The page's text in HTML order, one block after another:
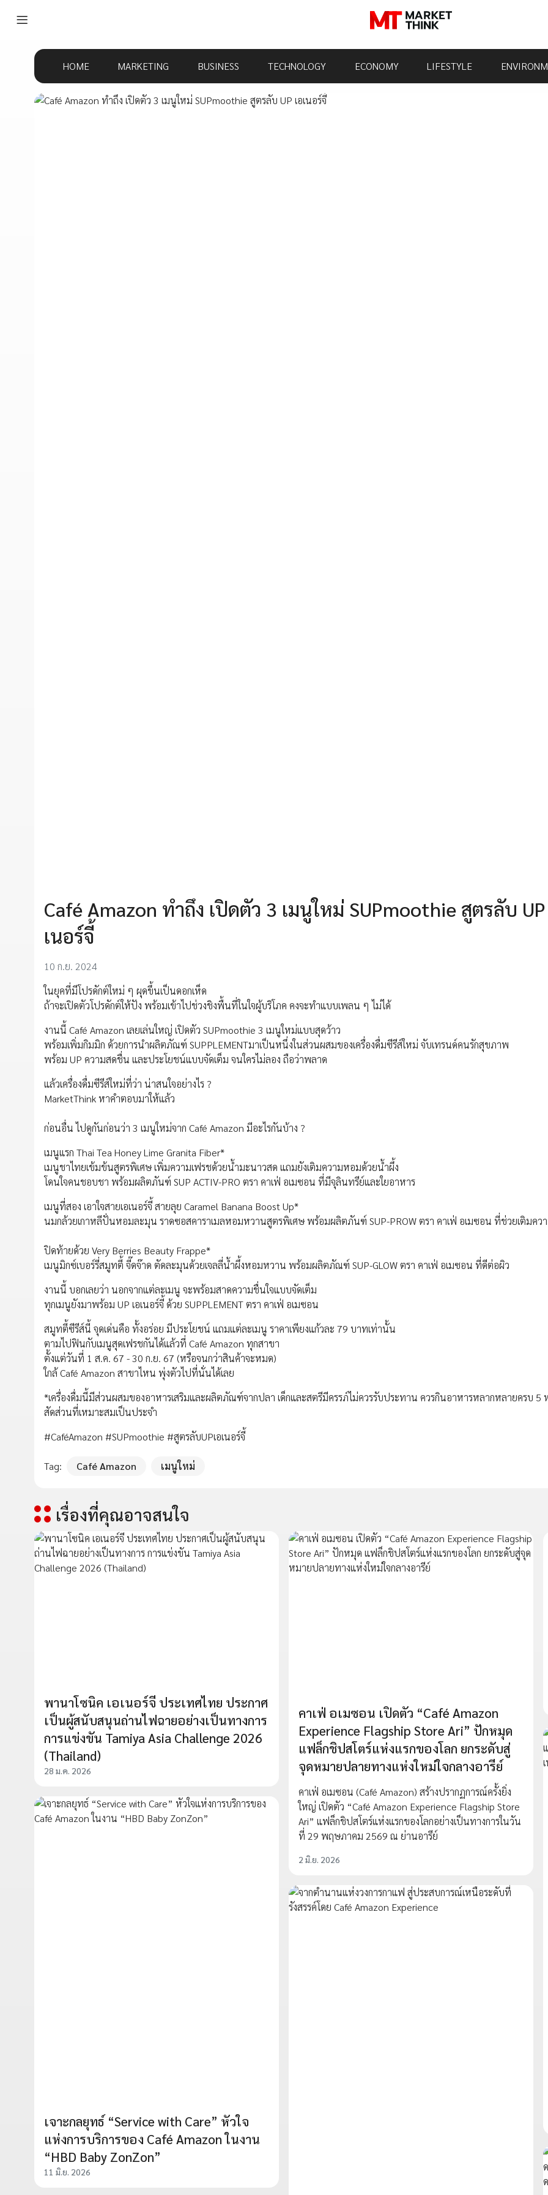
HOME MARKETING BUSINESS TECHNOLOGY ECONOMY LIFESTYLE
Café Amazon ทำถึง เปิดตัว 3 เมนูใหม่ SUPmoothie สูตรลับ UP
เนอร์จี้
10 ก.ย. 2024
ในยุคที่มีโปรดักต์ใหม่ ๆ ผุดขึ้นเป็นดอกเห็ด
ถ้าจะเปิดตัวโปรดักต์ให้ปัง พร้อมเข้าไปช่วงชิงพื้นที่ในใจผู้บริโภค คงจะทำแบบเพลน ๆ ไม่ได้
งานนี้ Café Amazon เลยเล่นใหญ่ เปิดตัว SUPmoothie 3 เมนูใหม่แบบสุดว้าว
พร้อมเพิ่มกิมมิก ด้วยการนำผลิตภัณฑ์ SUPPLEMENTมาเป็นหนึ่งในส่วนผสมของเครื่องดื่มซีรีส์ใหม่ จับเทรนด์คนรักสุขภาพ
พร้อม UP ความสดชื่น และประโยชน์แบบจัดเต็ม จนใครไม่ลอง ถือว่าพลาด
แล้วเครื่องดื่มซีรีส์ใหม่ที่ว่า น่าสนใจอย่างไร ?
MarketThink หาคำตอบมาให้แล้ว
ก่อนอื่น ไปดูกันก่อนว่า 3 เมนูใหม่จาก Café Amazon มีอะไรกันบ้าง ?
เมนูแรก Thai Tea Honey Lime Granita Fiber*
เมนูชาไทยเข้มข้นสูตรพิเศษ เพิ่มความเฟรชด้วยน้ำมะนาวสด แถมยังเติมความหอมด้วยน้ำผึ้ง
โดนใจคนชอบชา พร้อมผลิตภันฑ์ SUP ACTIV-PRO ตรา คาเฟ่ อเมซอน ที่มีจุลินทรีย์และใยอาหาร
เมนูที่สอง เอาใจสายเอเนอร์จี้ สายลุย Caramel Banana Boost Up*
นมกล้วยเกาหลีปั่นหอมละมุน ราดซอสคาราเมลหอมหวานสูตรพิเศษ พร้อมผลิตภันฑ์ SUP-PROW ตรา คาเฟ่ อเมซอน ที่ช่วยเติมคว
ปิดท้ายด้วย Very Berries Beauty Frappe*
เมนูมิกซ์เบอร์รี่สมูทตี้ จี๊ดจ๊าด ตัดละมุนด้วยเจลลี่น้ำผึ้งหอมหวาน พร้อมผลิตภัณฑ์ SUP-GLOW ตรา คาเฟ่ อเมซอน ที่ดีต่อผิว
งานนี้ บอกเลยว่า นอกจากแต่ละเมนู จะพร้อมสาดความชื่นใจแบบจัดเต็ม
ทุกเมนูยังมาพร้อม UP เอเนอร์จี้ ด้วย SUPPLEMENT ตรา คาเฟ่ อเมซอน
สมูทตี้ซีรีส์นี้ จุดเด่นคือ ทั้งอร่อย มีประโยชน์ แถมแต่ละเมนู ราคาเพียงแก้วละ 79 บาทเท่านั้น
ตามไปฟินกับเมนูสุดเฟรชกันได้แล้วที่ Café Amazon ทุกสาขา
ตั้งแต่วันที่ 1 ส.ค. 67 - 30 ก.ย. 67 (หรือจนกว่าสินค้าจะหมด)
ใกล้ Café Amazon สาขาไหน พุ่งตัวไปที่นั่นได้เลย
*เครื่องดื่มนี้มีส่วนผสมของอาหารเสริมและผลิตภัณฑ์จากปลา เด็กและสตรีมีครรภ์ไม่ควรรับประทาน ควรกินอาหารหลากหลายครบ 5
สัดส่วนที่เหมาะสมเป็นประจำ
#CaféAmazon #SUPmoothie #สูตรลับUPเอเนอร์จี้
Tag: Café Amazon เมนูใหม่
เรื่องที่คุณอาจสนใจ
พานาโซนิค เอเนอร์จี ประเทศไทย ประกาศ
เป็นผู้สนับสนุนถ่านไฟฉายอย่างเป็นทางการ
การแข่งขัน Tamiya Asia Challenge 2026
(Thailand)
28 ม.ค. 2026
คาเฟ่ อเมซอน เปิดตัว “Café Amazon
Experience Flagship Store Ari” ปักหมุด
แฟล็กชิปสโตร์แห่งแรกของโลก ยกระดับสู่
จุดหมายปลายทางแห่งใหม่ใจกลางอารีย์
คาเฟ่ อเมซอน (Café Amazon) สร้างปรากฏการณ์ครั้งยิ่ง
ใหญ่ เปิดตัว “Café Amazon Experience Flagship Store
Ari” แฟล็กชิปสโตร์แห่งแรกของโลกอย่างเป็นทางการในวัน
ที่ 29 พฤษภาคม 2569 ณ ย่านอารีย์
2 มิ.ย. 2026
เจาะกลยุทธ์ “Service with Care” หัวใจ
แห่งการบริการของ Café Amazon ในงาน
“HBD Baby ZonZon”
11 มิ.ย. 2026